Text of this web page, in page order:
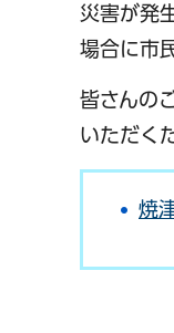
災害が発
場合に市
皆さんの
いただく
焼